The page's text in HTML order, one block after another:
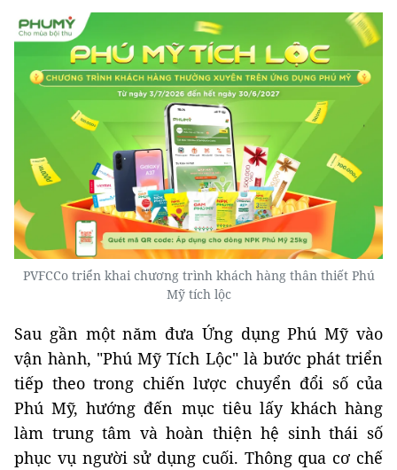
PVFCCo triển khai chương trình khách hàng thân thiết Phú
Mỹ tích lộc
Sau gần một năm đưa Ứng dụng Phú Mỹ vào
vận hành, "Phú Mỹ Tích Lộc" là bước phát triển
tiếp theo trong chiến lược chuyển đổi số của
Phú Mỹ, hướng đến mục tiêu lấy khách hàng
làm trung tâm và hoàn thiện hệ sinh thái số
phục vụ người sử dụng cuối. Thông qua cơ chế